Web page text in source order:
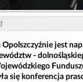
Opolszczyźnie jest
-
się konferencja